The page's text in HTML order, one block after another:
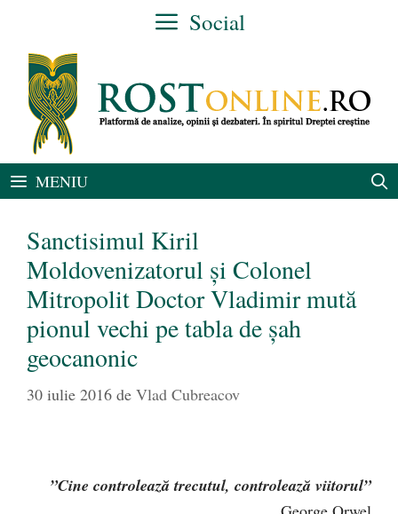
conținut
Social
MENIU
Sanctisimul Kiril
Moldovenizatorul și Colonel
Mitropolit Doctor Vladimir mută
pionul vechi pe tabla de șah
geocanonic
30 iulie 2016 de Vlad Cubreacov
”Cine controlează trecutul, controlează viitorul”